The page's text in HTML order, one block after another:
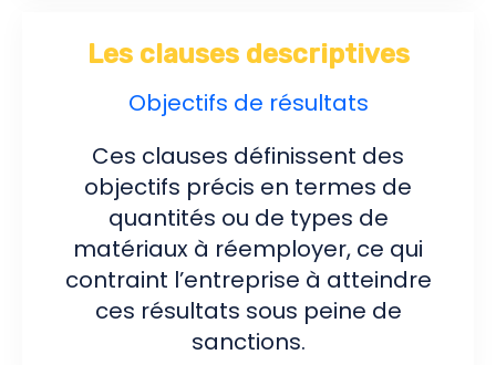
Les clauses descriptives
Objectifs de résultats
Ces clauses définissent des
objectifs précis en termes de
quantités ou de types de
matériaux à réemployer, ce qui
contraint l’entreprise à atteindre
ces résultats sous peine de
sanctions.